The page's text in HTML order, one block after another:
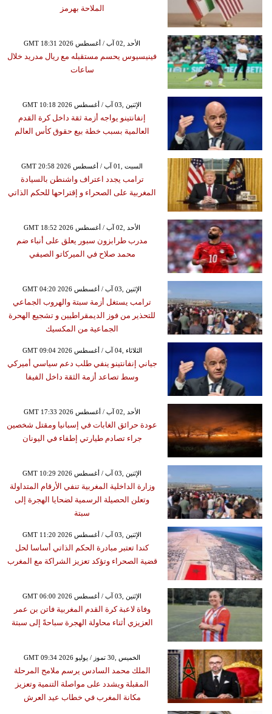
الملاحة بهرمز
GMT 18:31 2026 الأحد ,02 آب / أغسطس
فينيسيوس يحسم مستقبله مع ريال مدريد خلال
ساعات
GMT 10:18 2026 الإثنين ,03 آب / أغسطس
إنفانتينو يواجه أزمة ثقة داخل كرة القدم
العالمية بسبب خطة بيع حقوق كأس العالم
GMT 20:58 2026 السبت ,01 آب / أغسطس
ترامب يجدد اعتراف واشنطن بالسيادة
المغربية على الصحراء و إقتراحها للحكم الذاتي
GMT 18:52 2026 الأحد ,02 آب / أغسطس
مدرب طرابزون سبور يعلق على أنباء ضم
محمد صلاح في الميركاتو الصيفي
GMT 04:20 2026 الإثنين ,03 آب / أغسطس
ترامب يستغل أزمة سبتة والهروب الجماعي
للتحذير من فوز الديمقراطيين و تشجيع الهحرة
الجماعية من المكسيك
GMT 09:04 2026 الثلاثاء ,04 آب / أغسطس
جياني إنفانتينو ينفي طلب دعم سياسي أميركي
وسط تصاعد أزمة الثقة داخل الفيفا
GMT 17:33 2026 الأحد ,02 آب / أغسطس
عودة حرائق الغابات في إسبانيا ومقتل شخصين
جراء تصادم طيارتي إطفاء في اليونان
GMT 10:29 2026 الإثنين ,03 آب / أغسطس
وزارة الداخلية المغربية تنفي الأرقام المتداولة
وتعلن الحصيلة الرسمية لضحايا الهجرة إلى
سبتة
GMT 11:20 2026 الإثنين ,03 آب / أغسطس
كندا تعتبر مبادرة الحكم الذاتي أساسا لحل
قضية الصحراء وتؤكد تعزيز الشراكة مع المغرب
GMT 06:00 2026 الإثنين ,03 آب / أغسطس
وفاة لاعبة كرة القدم المغربية فاتن بن عمر
العزيزي أثناء محاولة الهجرة سباحةً إلى سبتة
GMT 09:34 2026 الخميس ,30 تموز / يوليو
الملك محمد السادس يرسم ملامح المرحلة
المقبلة ويشدد على مواصلة التنمية وتعزيز
مكانة المغرب في خطاب عيد العرش